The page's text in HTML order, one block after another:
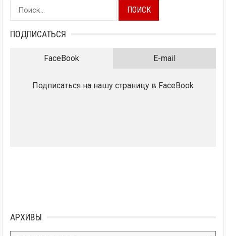
Найти:
ПОДПИСАТЬСЯ
FaceBook E-mail
Подписаться на нашу страницу в FaceBook
АРХИВЫ